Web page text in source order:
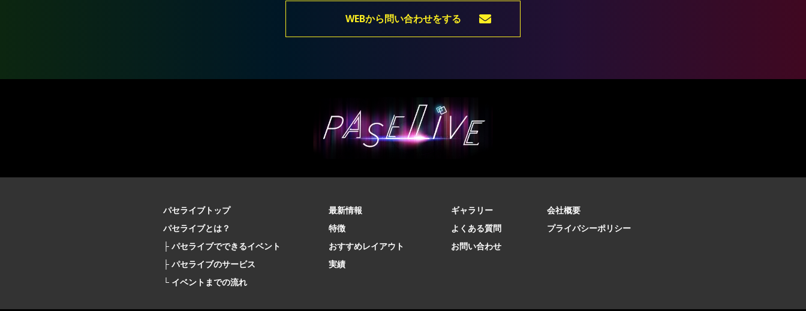
WEBから問い合わせをする
パセライブトップ
パセライブとは？
├ パセライブでできるイベント
├ パセライブのサービス
└ イベントまでの流れ
最新情報
特徴
おすすめレイアウト
実績
ギャラリー
よくある質問
お問い合わせ
会社概要
プライバシーポリシー